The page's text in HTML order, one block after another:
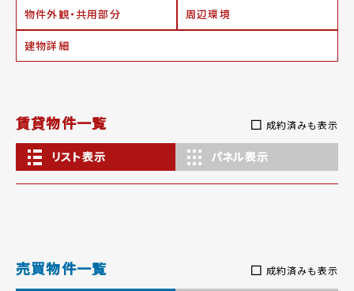
物件外観・共用部分 周辺環境
建物詳細
賃貸物件一覧 成約済みも表示
リスト表示 パネル表示
売買物件一覧 成約済みも表示